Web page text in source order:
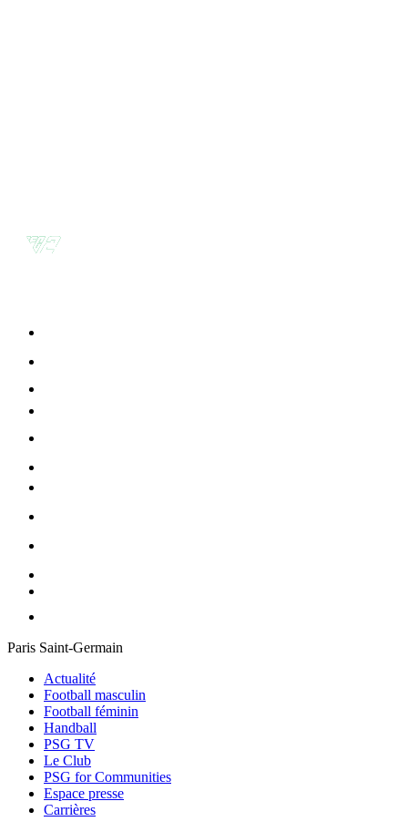
Paris Saint-Germain
Actualité
Football masculin
Football féminin
Handball
PSG TV
Le Club
PSG for Communities
Espace presse
Carrières